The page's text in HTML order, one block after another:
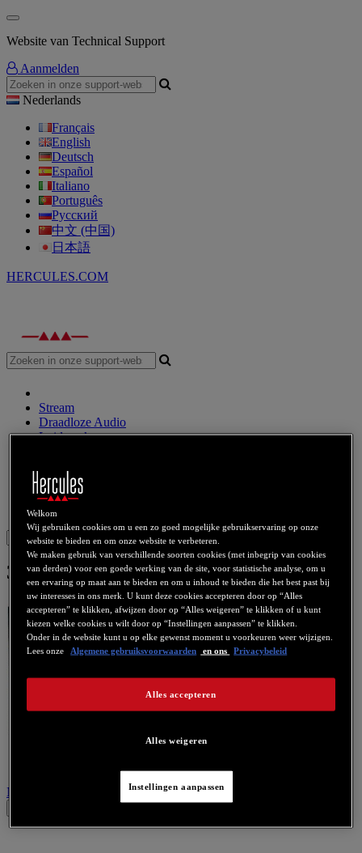
Website van Technical Support
Aanmelden
Nederlands
Français
English
Deutsch
Español
Italiano
Português
Русский
中文 (中国)
日本語
HERCULES.COM
Stream
Draadloze Audio
Luidsprekers
DJ Luidsprelers
Eerdere producten
Webcams
Sign in
3D Prophet II MX 400
Neem contact op voor dit product
Welkom
Wij gebruiken cookies om u een zo goed mogelijke gebruikservaring op onze
website te bieden en om onze website te verbeteren.
We maken gebruik van verschillende soorten cookies (met inbegrip van cookies
van derden) voor een goede werking van de site, voor statistische analyse, om u
een ervaring op maat aan te bieden en om u inhoud te bieden die het best past bij
uw interesses in ons merk. U kunt deze cookies accepteren door op “Alles
accepteren” te klikken, afwijzen door op “Alles weigeren” te klikken of u kunt
kiezen welke cookies u wilt door op “Instellingen aanpassen” te klikken.
Onder in de website kunt u op elke gewenst moment u voorkeuren weer wijzigen.
Lees onze
Algemene gebruiksvoorwaarden en ons Privacybeleid
Alles weigeren
Alles accepteren
Instellingen aanpassen